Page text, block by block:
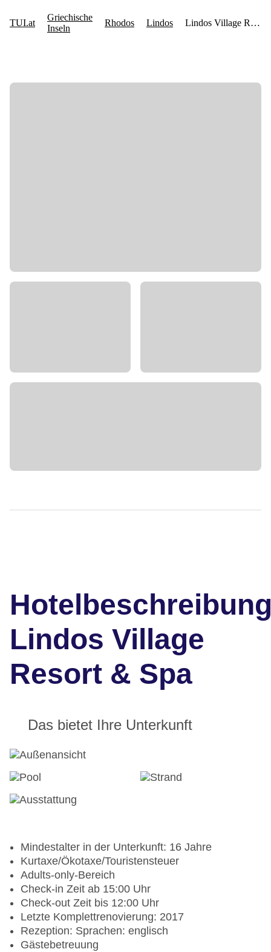
Lindos Village
Resort & Spa
Das bietet Ihre Unterkunft
Mindestalter in der Unterkunft: 16 Jahre
Kurtaxe/Ökotaxe/Touristensteuer
Adults-only-Bereich
Check-in Zeit ab 15:00 Uhr
Check-out Zeit bis 12:00 Uhr
Letzte Komplettrenovierung: 2017
Rezeption: Sprachen: englisch
Gästebetreuung